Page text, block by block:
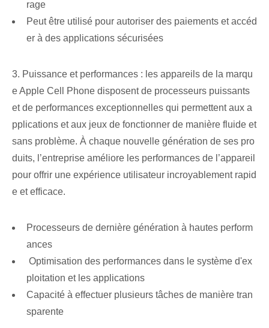
rage
Peut être utilisé pour autoriser des paiements et accéd
er à des applications sécurisées
3. Puissance et performances : les appareils de la marqu
e Apple Cell Phone disposent de processeurs puissants
et de performances exceptionnelles qui permettent aux a
pplications et aux jeux de fonctionner de manière fluide et
sans problème. À chaque nouvelle génération de ses pro
duits, l’entreprise améliore les performances de l’appareil
pour offrir une expérience utilisateur incroyablement rapid
e et efficace.
Processeurs de dernière génération à hautes perform
ances
‍ Optimisation des performances dans le système d'ex
ploitation et les applications
Capacité à effectuer plusieurs tâches de manière tran
sparente